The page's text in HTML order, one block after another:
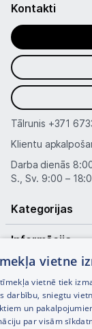
Kontakti
Tālrunis +371
Klientu
Darba dienās
S., Sv. 9:00 –
Kategorijas
Informācija
Noderīgas
vietne
vietnē tiek
darbību, sniegtu
un
par visām